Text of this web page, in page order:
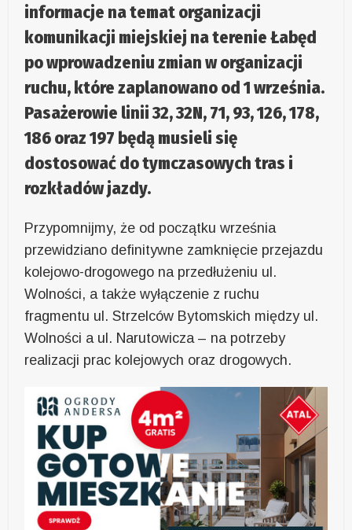
informacje na temat organizacji
komunikacji miejskiej na terenie Łabęd
po wprowadzeniu zmian w organizacji
ruchu, które zaplanowano od 1 września.
Pasażerowie linii 32, 32N, 71, 93, 126, 178,
186 oraz 197 będą musieli się
dostosować do tymczasowych tras i
rozkładów jazdy.
Przypomnijmy, że od początku września
przewidziano definitywne zamknięcie przejazdu
kolejowo-drogowego na przedłużeniu ul.
Wolności, a także wyłączenie z ruchu
fragmentu ul. Strzelców Bytomskich między ul.
Wolności a ul. Narutowicza – na potrzeby
realizacji prac kolejowych oraz drogowych.